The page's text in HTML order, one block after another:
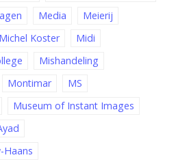
Media
Meierij
Michel Koster
Midi
Mishandeling
Montimar
MS
Museum of Instant Images
Haans